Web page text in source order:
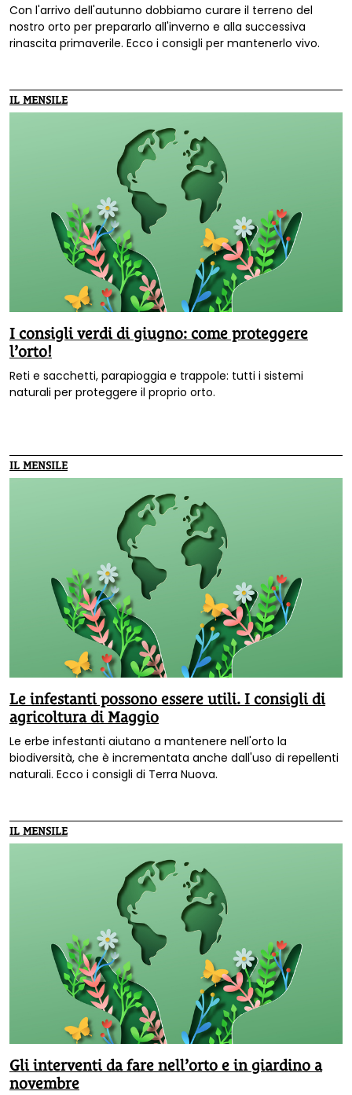
Con l'arrivo dell'autunno dobbiamo curare il terreno del
nostro orto per prepararlo all'inverno e alla successiva
rinascita primaverile. Ecco i consigli per mantenerlo vivo.
IL MENSILE
I consigli verdi di giugno: come proteggere
l’orto!
Reti e sacchetti, parapioggia e trappole: tutti i sistemi
naturali per proteggere il proprio orto.
IL MENSILE
Le infestanti possono essere utili. I consigli di
agricoltura di Maggio
Le erbe infestanti aiutano a mantenere nell'orto la
biodiversità, che è incrementata anche dall'uso di repellenti
naturali. Ecco i consigli di Terra Nuova.
IL MENSILE
Gli interventi da fare nell’orto e in giardino a
novembre